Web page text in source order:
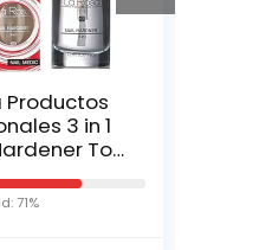
Productos
3 in 1
Top
Coat
en
71%